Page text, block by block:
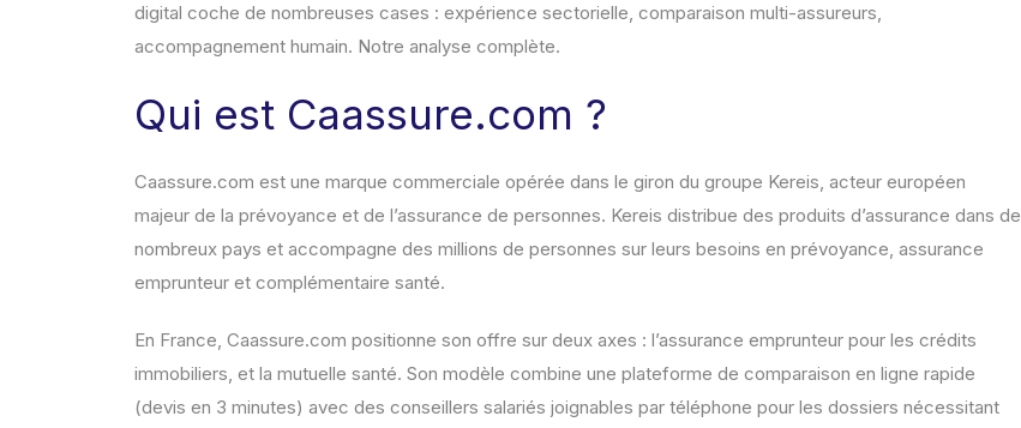
digital coche de nombreuses cases : expérience sectorielle, comparaison multi-assureurs,
accompagnement humain. Notre analyse complète.
Qui est Caassure.com ?
Caassure.com est une marque commerciale opérée dans le giron du groupe Kereis, acteur européen
majeur de la prévoyance et de l’assurance de personnes. Kereis distribue des produits d’assurance dans de
nombreux pays et accompagne des millions de personnes sur leurs besoins en prévoyance, assurance
emprunteur et complémentaire santé.
En France, Caassure.com positionne son offre sur deux axes : l’assurance emprunteur pour les crédits
immobiliers, et la mutuelle santé. Son modèle combine une plateforme de comparaison en ligne rapide
(devis en 3 minutes) avec des conseillers salariés joignables par téléphone pour les dossiers nécessitant